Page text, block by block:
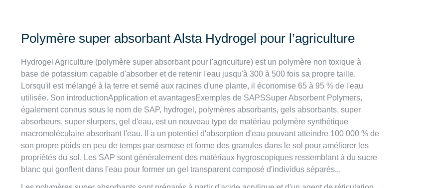
Polymère super absorbant Alsta Hydrogel pour l’agriculture
Hydrogel Agriculture (polymère super absorbant pour l'agriculture) est un polymère non toxique à
base de potassium capable d'absorber et de retenir l'eau jusqu'à 300 à 500 fois sa propre taille.
Lorsqu'il est mélangé à la terre et semé aux racines d'une plante, il économise 65 à 95 % de l'eau
utilisée. Son introductionApplication et avantagesExemples de SAPSSuper Absorbent Polymers,
également connus sous le nom de SAP, hydrogel, polymères absorbants, gels absorbants, super
absorbeurs, super slurpers, gel d'eau, est un nouveau type de matériau polymère synthétique
macromoléculaire absorbant l'eau. Il a un potentiel d'absorption d'eau pouvant atteindre 100 000 % de
son propre poids en peu de temps par osmose et forme des granules dans le sol pour améliorer les
propriétés du sol. Les SAP sont généralement des matériaux hygroscopiques ressemblant à du sucre
blanc qui gonflent dans l'eau pour former un gel transparent composé d'individus séparés...